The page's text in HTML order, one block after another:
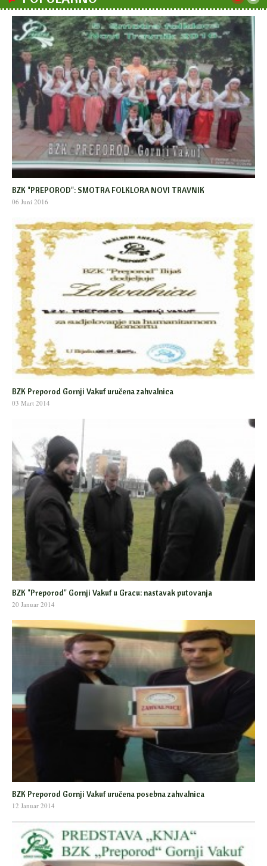
BZK "PREPOROD": SMOTRA FOLKLORA NOVI TRAVNIK
06 Juni 2016
BZK Preporod Gornji Vakuf uručena zahvalnica
03 Mart 2014
BZK "Preporod" Gornji Vakuf u Gracu: nastavak putovanja
20 Januar 2014
BZK Preporod Gornji Vakuf uručena posebna zahvalnica
12 Januar 2014